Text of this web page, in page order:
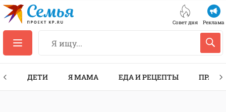
Совет дня Реклама
ДЕТИ Я МАМА ЕДА И РЕЦЕПТЫ